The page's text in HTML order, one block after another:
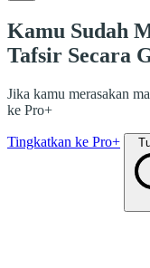
Kamu Sudah
Tafsir Secara
Jika kamu merasakan
ke Pro+
Tingkatkan ke Pro+